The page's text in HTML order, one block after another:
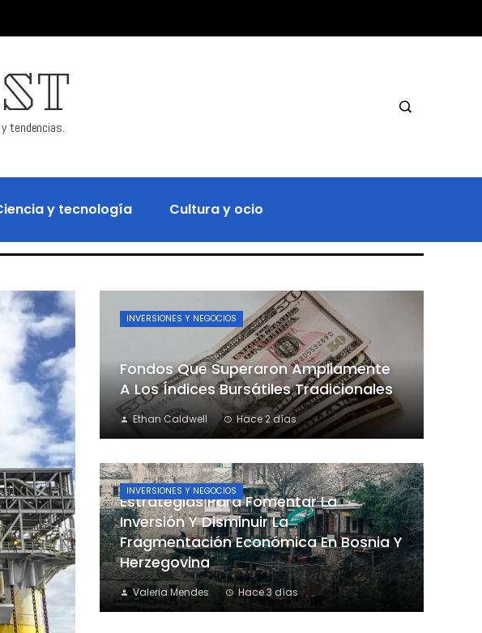
tendencias.
y tecnología Cultura y ocio
INVERSIONES Y NEGOCIOS
Fondos Que Superaron Ampliamente
A Los Índices Bursátiles Tradicionales
Ethan Caldwell Hace 2 días
INVERSIONES Y NEGOCIOS
Estrategias Para Fomentar La
Inversión Y Disminuir La
Fragmentación Económica En Bosnia Y
Herzegovina
Valeria Mendes Hace 3 días